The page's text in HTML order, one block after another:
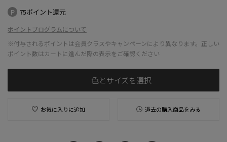
75ポイント還元
ポイントプログラムについて
※付与されるポイントは会員クラスやキャンペーンにより異なります。正しい
ポイント数はカートに進んだ際の表示をご確認ください
色とサイズを選択
お気に入りに追加 過去の購入商品をみる